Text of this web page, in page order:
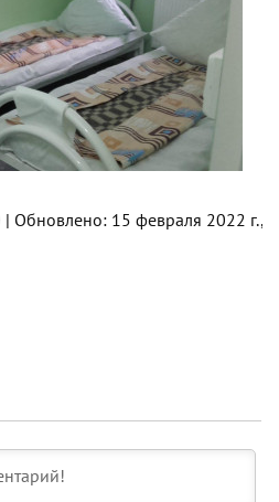
Обновлено: 15 февраля 2022 г.,